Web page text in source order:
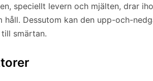
speciellt levern och mjälten, drar
Dessutom kan den upp-och-
smärtan.